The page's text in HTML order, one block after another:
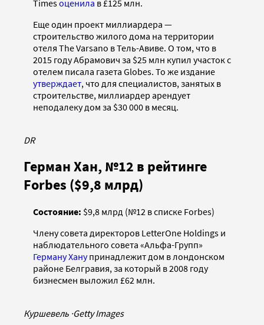
Timesоценила в £125 млн.
Еще один проект миллиардера —
строительство жилого дома на территории
отеля The Varsano в Тель-Авиве. О том, что в
2015 году Абрамович за $25 млн купил участок с
отелем писала газета Globes. То же издание
утверждает, что для специалистов, занятых в
строительстве, миллиардер арендует
неподалеку дом за $30 000 в месяц.
DR
Герман Хан, №12 в рейтинге
Forbes ($9,8 млрд)
Состояние: $9,8 млрд (№12 в списке Forbes)
Члену совета директоров LetterOne Holdings и
наблюдательного совета «Альфа-Групп»
Герману Ханупринадлежит дом в лондонском
районе Белгравия, за который в 2008 году
бизнесмен выложил £62 млн.
Куршевель ·Getty Images